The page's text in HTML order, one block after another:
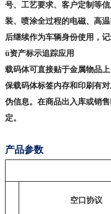
号、工艺要求、客户定制等
装、喷涂全过程的电磁、高
后继续作为车辆身份使用，记
ü资产标示追踪应用
载码体可直接贴于金属物品
保载码体标签内存和印刷有
伪信息。在商品出入库或销
定。
产品参数
空口协议